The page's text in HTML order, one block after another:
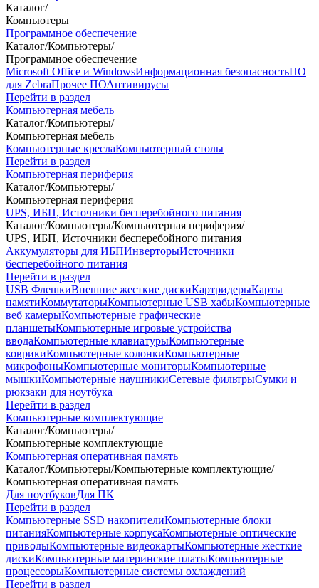
Каталог/
Компьютеры
Программное обеспечение
Каталог/Компьютеры/
Программное обеспечение
Microsoft Office и WindowsИнформационная безопасностьПО
для ZebraПрочее ПОАнтивирусы
Перейти в раздел
Компьютерная мебель
Каталог/Компьютеры/
Компьютерная мебель
Компьютерные креслаКомпьютерный столы
Перейти в раздел
Компьютерная периферия
Каталог/Компьютеры/
Компьютерная периферия
UPS, ИБП, Источники бесперебойного питания
Каталог/Компьютеры/Компьютерная периферия/
UPS, ИБП, Источники бесперебойного питания
Аккумуляторы для ИБПИнверторыИсточники
бесперебойного питания
Перейти в раздел
USB ФлешкиВнешние жесткие дискиКартридерыКарты
памятиКоммутаторыКомпьютерные USB хабыКомпьютерные
веб камерыКомпьютерные графические
планшетыКомпьютерные игровые устройства
вводаКомпьютерные клавиатурыКомпьютерные
коврикиКомпьютерные колонкиКомпьютерные
микрофоныКомпьютерные мониторыКомпьютерные
мышкиКомпьютерные наушникиСетевые фильтрыСумки и
рюкзаки для ноутбука
Перейти в раздел
Компьютерные комплектующие
Каталог/Компьютеры/
Компьютерные комплектующие
Компьютерная оперативная память
Каталог/Компьютеры/Компьютерные комплектующие/
Компьютерная оперативная память
Для ноутбуковДля ПК
Перейти в раздел
Компьютерные SSD накопителиКомпьютерные блоки
питанияКомпьютерные корпусаКомпьютерные оптические
приводыКомпьютерные видеокартыКомпьютерные жесткие
дискиКомпьютерные материнские платыКомпьютерные
процессорыКомпьютерные системы охлаждений
Перейти в раздел